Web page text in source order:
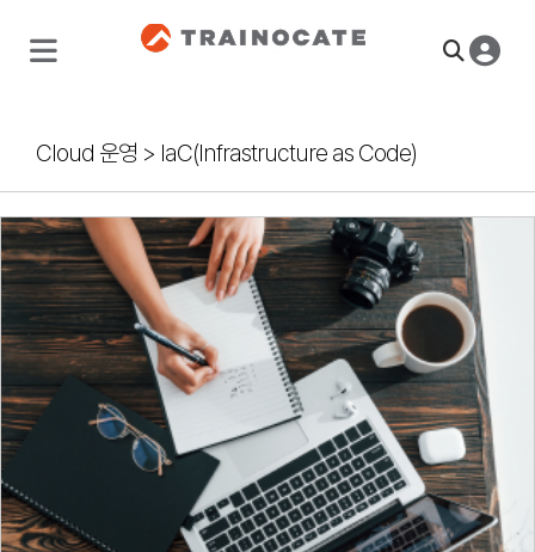
Cloud 운영 > IaC(Infrastructure as Code)